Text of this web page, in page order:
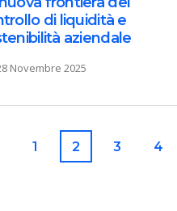
di liquidità e
aziendale
Novembre 2025
1 2 3 4